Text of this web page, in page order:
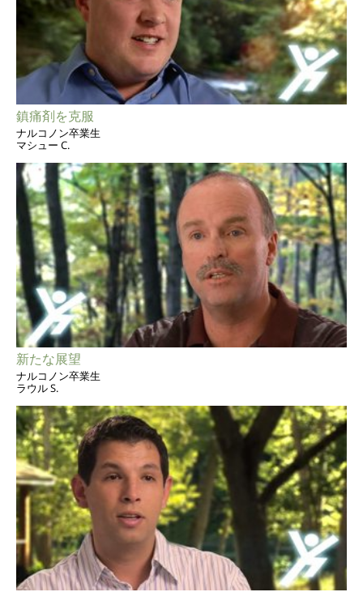
鎮痛剤を克服
ナルコノン卒業生
マシュー C.
新たな展望
ナルコノン卒業生
ラウル S.